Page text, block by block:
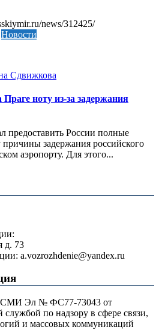
news/312425/
Новости
Сдвижкова
ноту из-за задержания
России полные
причины задержания российского
аэропорту. Для этого...
д. 73
a.vozrozhdenie@yandex.ru
СМИ Эл № ФС77-73043 от
службой по надзору в сфере связи,
и массовых коммуникаций